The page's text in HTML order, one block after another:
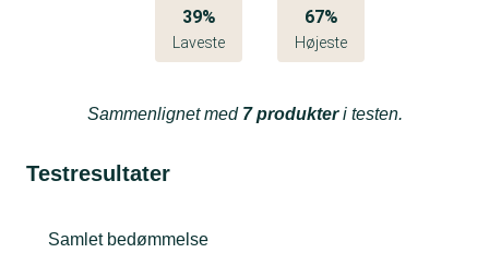
39%
Laveste
67%
Højeste
Sammenlignet med 7 produkteri testen.
Testresultater
Samlet bedømmelse